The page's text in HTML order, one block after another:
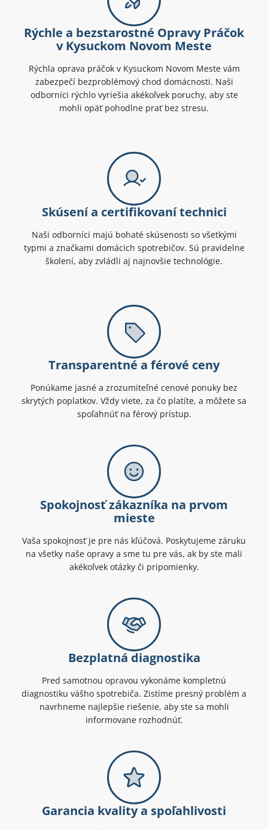
Rýchle a bezstarostné Opravy Práčok
v Kysuckom Novom Meste
Rýchla oprava práčok v Kysuckom Novom Meste vám
zabezpečí bezproblémový chod domácnosti. Naši
odborníci rýchlo vyriešia akékoľvek poruchy, aby ste
mohli opäť pohodlne prať bez stresu.
Skúsení a certifikovaní technici
Naši odborníci majú bohaté skúsenosti so všetkými
typmi a značkami domácich spotrebičov. Sú pravidelne
školení, aby zvládli aj najnovšie technológie.
Transparentné a férové ceny
Ponúkame jasné a zrozumiteľné cenové ponuky bez
skrytých poplatkov. Vždy viete, za čo platíte, a môžete sa
spoľahnúť na férový prístup.
Spokojnosť zákazníka na prvom
mieste
Vaša spokojnosť je pre nás kľúčová. Poskytujeme záruku
na všetky naše opravy a sme tu pre vás, ak by ste mali
akékoľvek otázky či pripomienky.
Bezplatná diagnostika
Pred samotnou opravou vykonáme kompletnú
diagnostiku vášho spotrebiča. Zistíme presný problém a
navrhneme najlepšie riešenie, aby ste sa mohli
informovane rozhodnúť.
Garancia kvality a spoľahlivosti